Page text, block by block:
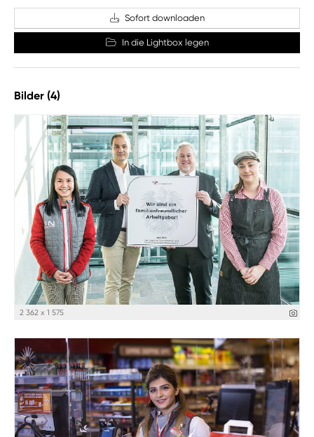
Sofort downloaden
In die Lightbox legen
Bilder (4)
2 362 x 1 575